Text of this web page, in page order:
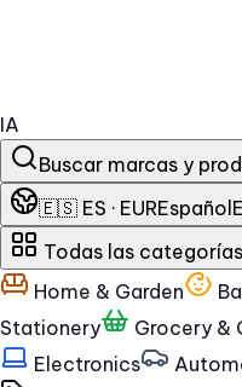
IA
Buscar marcas y
🇪🇸 ES · EUREspañol
Todas las categorías
Home & Garden
Stationery
Grocery &
Electronics